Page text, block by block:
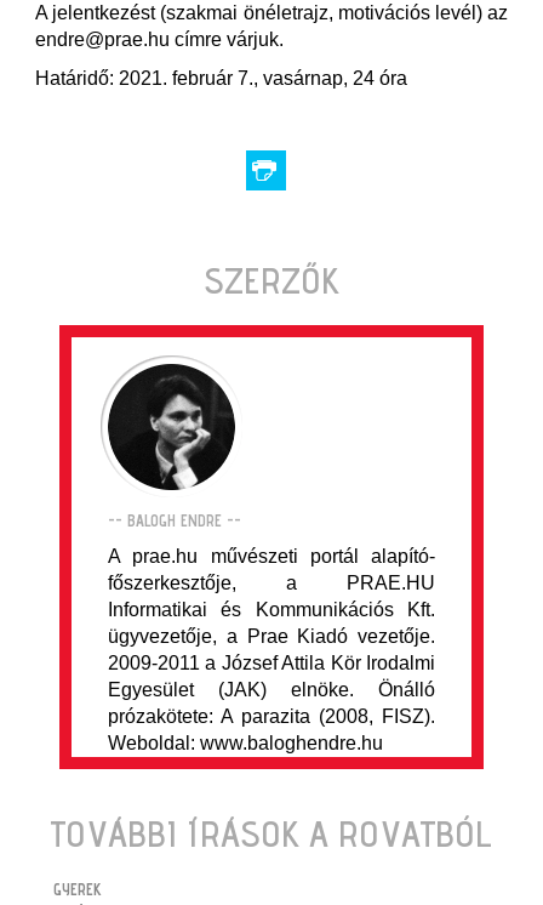
A jelentkezést (szakmai önéletrajz, motivációs levél) az
endre@prae.hu címre várjuk.
Határidő: 2021. február 7., vasárnap, 24 óra
SZERZŐK
-- BALOGH ENDRE --
A prae.hu művészeti portál alapító-
főszerkesztője, a PRAE.HU
Informatikai és Kommunikációs Kft.
ügyvezetője, a Prae Kiadó vezetője.
2009-2011 a József Attila Kör Irodalmi
Egyesület (JAK) elnöke. Önálló
prózakötete: A parazita (2008, FISZ).
Weboldal: www.baloghendre.hu
TOVÁBBI ÍRÁSOK A ROVATBÓL
GYEREK